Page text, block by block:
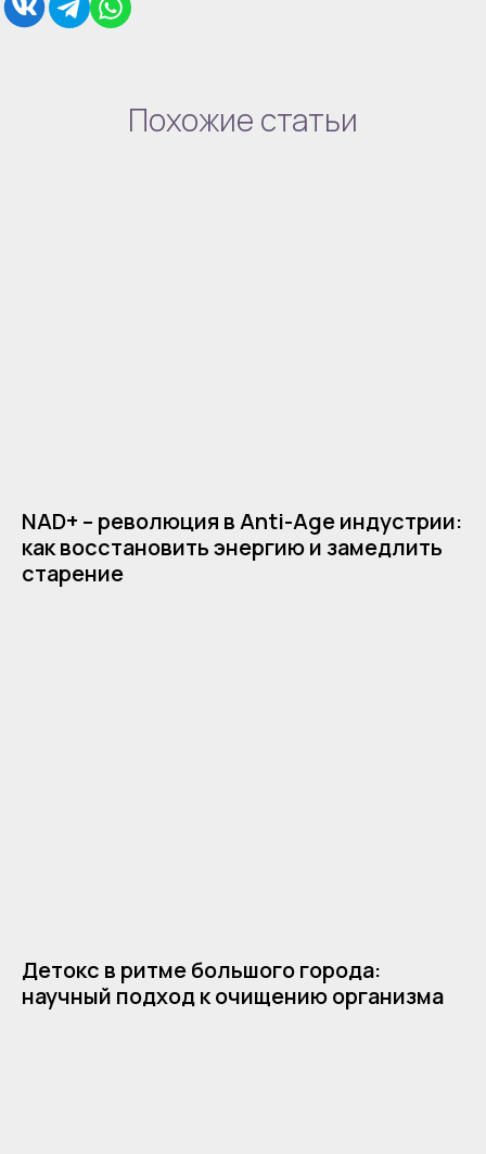
Похожие статьи
NAD+ – революция в Anti-Age индустрии:
как восстановить энергию и замедлить
старение
Детокс в ритме большого города:
научный подход к очищению организма